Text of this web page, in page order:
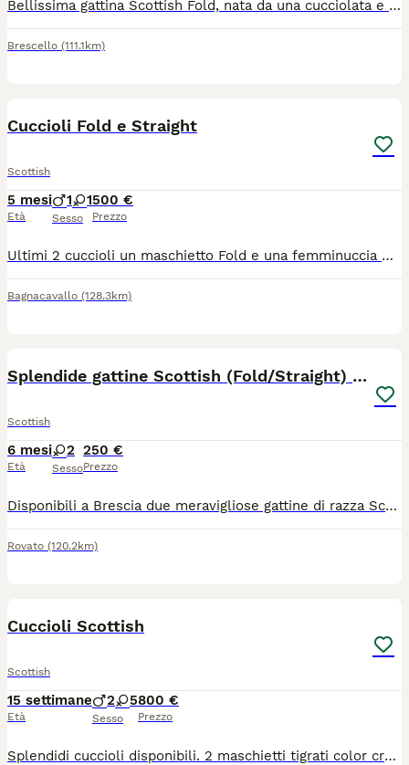
Bellissima gattina Scottish Fold, nata da una cucciolata e ultima rimasta. È dolcissima, molto giocherellona, già svezzata e sta imparando a usare la lettiera. Nata il 22 maggio, sarà pronta per raggiungere la sua nuova famiglia tra una settimana. Prezzo: 450 Mamma e papà visibili Vaccinazioni a carico dell’acquirente Cerco una famiglia che la accolga con amore e che sia composta da persone realmente interessate e amanti degli animali. Per maggiori informazioni, foto o per fissare una visita, contattatemi in privato.
Brescello (111.1km)
Cuccioli Fold e Straight
Scottish
5 mesi
Età
1 1
Sesso
500 €
Prezzo
Ultimi 2 cuccioli un maschietto Fold e una femminuccia Straight già svezzati abituati sia alla lettiera sia al tiragraffi si consegnano con libretto sanitario, 2 vaccinazioni e 2 sverminature più certificato di buona salute. Mamma Highland Fold, Papà Brithish Shorthair di nostra proprietà visibili e testati Fiv Felv e Pdk. Micetti dolci ed affettuosi adatti per una vita casalinga
Bagnacavallo (128.3km)
Splendide gattine Scottish (Fold/Straight) 6 mesi
Scottish
6 mesi
Età
2
Sesso
250 €
Prezzo
Disponibili a Brescia due meravigliose gattine di razza Scottish di 6 месяцев (una Scottish Fold dalle adorabili orecchie piegate e una Scottish Straight). Sono cresciute in casa, circondate da affetto, e hanno un carattere straordinario: sono incredibilmente dolci, amano le coccole, giocherellone ma allo stesso tempo molto educate e tranquille. Abbituate perfettamente all'uso della lettiera e del tiragraffi.
Rovato (120.2km)
Cuccioli Scottish
Scottish
15 settimane
Età
2 5
Sesso
800 €
Prezzo
Splendidi cuccioli disponibili. 2 maschietti tigrati color crema 2 femminucce grigie bicolo (una femmina con solo una macchietta sulla zampa) 2 femminucce tigrate 1 femminuccia tigrata bicolor (una macchia sulla fronte) Possibilità di consegna dopo le ferie Prezzo simbolico per mandare avanti l’annuncio, verrà tutto spiegato via chat Rispondo su whatsapp al numero 3485174507